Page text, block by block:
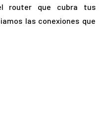
router que cubra tus
las conexiones que